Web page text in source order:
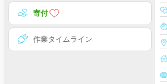
寄付
作業タイムライン